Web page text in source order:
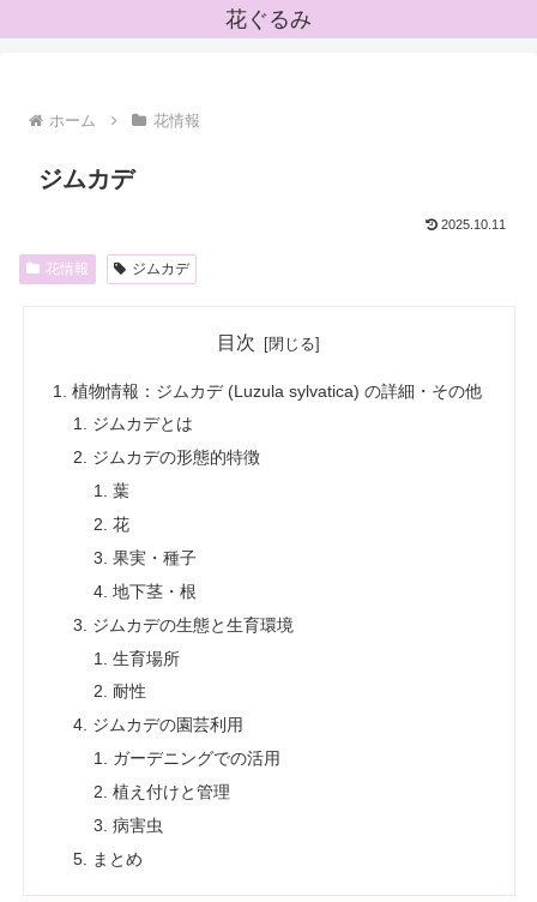
花ぐるみ
ホーム 花情報
ジムカデ
2025.10.11
花情報 ジムカデ
目次
植物情報：ジムカデ (Luzula sylvatica) の詳細・その他
ジムカデとは
ジムカデの形態的特徴
葉
花
果実・種子
地下茎・根
ジムカデの生態と生育環境
生育場所
耐性
ジムカデの園芸利用
ガーデニングでの活用
植え付けと管理
病害虫
まとめ